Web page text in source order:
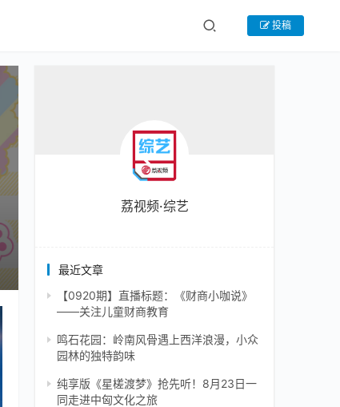
投稿
荔视频·综艺
最近文章
【0920期】直播标题：《财商小咖说》
——关注儿童财商教育
鸣石花园：岭南风骨遇上西洋浪漫，小众
园林的独特韵味
纯享版《星槎渡梦》抢先听！8月23日一
同走进中匈文化之旅